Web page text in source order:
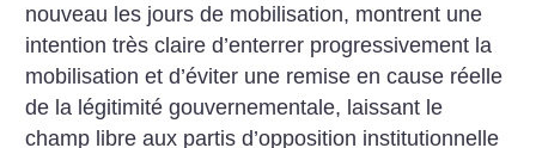
nouveau les jours de mobilisation, montrent une
intention très claire d’enterrer progressivement la
mobilisation et d’éviter une remise en cause réelle
de la légitimité gouvernementale, laissant le
champ libre aux partis d’opposition institutionnelle